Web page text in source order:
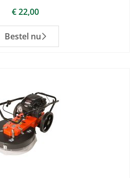
€22,00
Bestel nu